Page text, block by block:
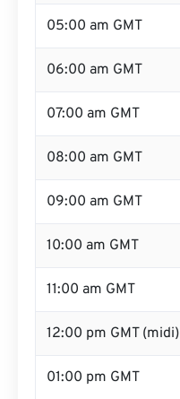
05:00 am GMT
06:00 am GMT
07:00 am GMT
08:00 am GMT
09:00 am GMT
10:00 am GMT
11:00 am GMT
12:00 pm GMT (midi)
01:00 pm GMT